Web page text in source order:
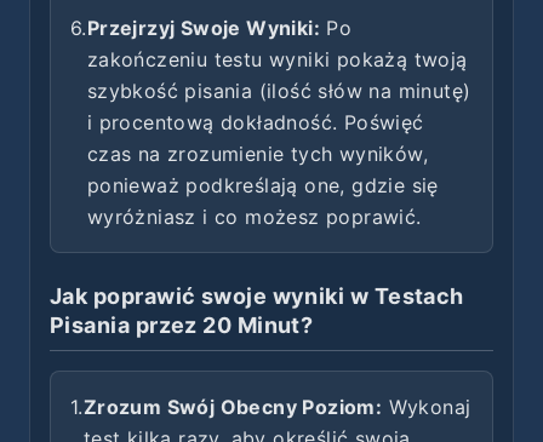
6.Przejrzyj Swoje Wyniki: Po
zakończeniu testu wyniki pokażą twoją
szybkość pisania (ilość słów na minutę)
i procentową dokładność. Poświęć
czas na zrozumienie tych wyników,
ponieważ podkreślają one, gdzie się
wyróżniasz i co możesz poprawić.
Jak poprawić swoje wyniki w Testach
Pisania przez 20 Minut?
1.Zrozum Swój Obecny Poziom: Wykonaj